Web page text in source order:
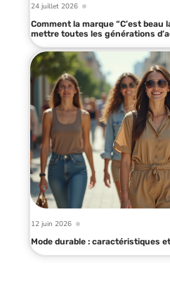
24 juillet 2026
Comment la marque “C’est beau
mettre toutes les générations
12 juin 2026
Mode durable : caractéristiques